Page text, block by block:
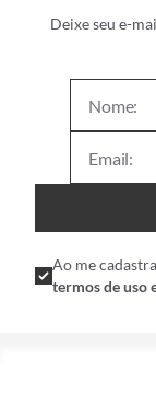
Deixe seu e-
Ao me
termos de uso